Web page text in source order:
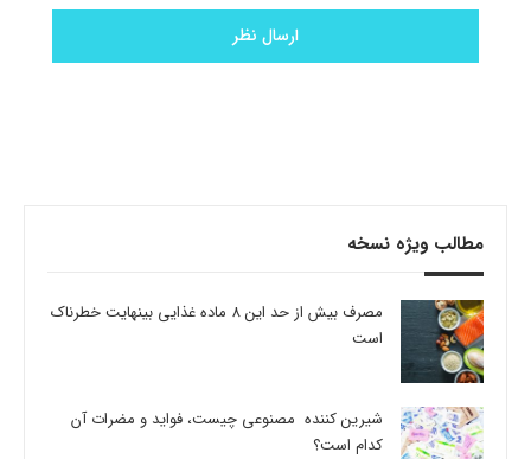
مطالب ویژه نسخه
مصرف بیش از حد این 8 ماده غذایی بینهایت خطرناک
است
شیرین کننده مصنوعی چیست، فواید و مضرات آن
کدام است؟